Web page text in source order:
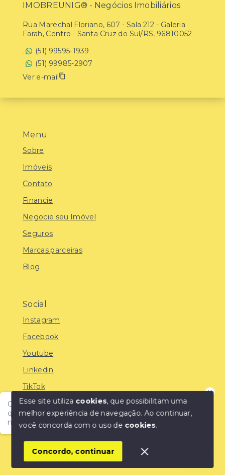
Olá! Encontre o imóvel ideal com a IMOBREUNIG®:
qualidade, confiança e as melhores oportunidades do
mercado!
Menu
Sobre
Imóveis
Contato
Financie
Negocie seu Imóvel
Seguros
Marcas parceiras
Blog
Social
Instagram
Facebook
Youtube
Linkedin
TikTok
© Copyright 2026 - IMOBREUNIG® - Negócios
SITE PARA IMOBILIARIA
IMOBREUNIG® - Negócios Imobiliários
Rua Marechal Floriano, 607 - Sala 212 - Galeria
Farah, Centro - Santa Cruz do Sul/RS, 96810052
(51) 99595-1939
(51) 99985-2907
Ver e-mail
Esse site utiliza cookies, que possibilitam uma
melhor experiência de navegação.Ao continuar,
você concorda com o uso de cookies.
Concordo, continuar